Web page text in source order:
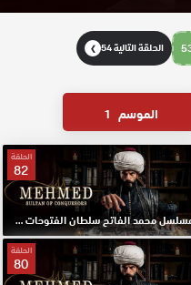
الحلقة التالية 54 ❯
الموسم 1
الحلقة
82
مسلسل محمد الفاتح سلطان الفتوحات مترجم الحلقة 82 HD
الحلقة
80